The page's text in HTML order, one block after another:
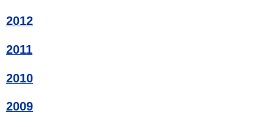
2012
2011
2010
2009